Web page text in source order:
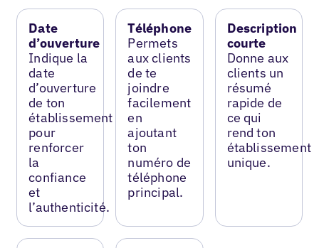
Date
d’ouverture
Indique la
date
d’ouverture
de ton
établissement
pour
renforcer
la
confiance
et
l’authenticité.
Téléphone
Permets
aux clients
de te
joindre
facilement
en
ajoutant
ton
numéro de
téléphone
principal.
Description
courte
Donne aux
clients un
résumé
rapide de
ce qui
rend ton
établissement
unique.